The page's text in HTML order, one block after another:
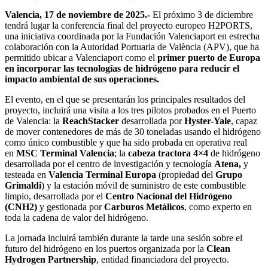
Valencia, 17 de noviembre de 2025.- El próximo 3 de diciembre
tendrá lugar la conferencia final del proyecto europeo H2PORTS,
una iniciativa coordinada por la Fundación Valenciaport en estrecha
colaboración con la Autoridad Portuaria de València (APV), que ha
permitido ubicar a Valenciaport como el primer puerto de Europa
en incorporar las tecnologías de hidrógeno para reducir el
impacto ambiental de sus operaciones.
El evento, en el que se presentarán los principales resultados del
proyecto, incluirá una visita a los tres pilotos probados en el Puerto
de Valencia: la ReachStacker desarrollada porHyster-Yale, capaz
de mover contenedores de más de 30 toneladas usando el hidrógeno
como único combustible y que ha sido probada en operativa real
en MSC Terminal Valencia; la cabeza tractora 4×4 de hidrógeno
desarrollada por el centro de investigación y tecnología Atena, y
testeada en Valencia Terminal Europa (propiedad del Grupo
Grimaldi) y la estación móvil de suministro de este combustible
limpio, desarrollada por el Centro Nacional del Hidrógeno
(CNH2) y gestionada porCarburos Metálicos, como experto en
toda la cadena de valor del hidrógeno.
La jornada incluirá también durante la tarde una sesión sobre el
futuro del hidrógeno en los puertos organizada por la Clean
Hydrogen Partnership, entidad financiadora del proyecto.